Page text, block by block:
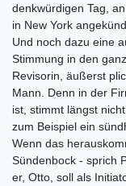
denkwürdigen Tag,
in New York
Und noch dazu eine
Stimmung in den
Revisorin, äußerst
Mann. Denn in der
ist, stimmt längst
zum Beispiel ein
Wenn das
Sündenbock - sprich
er, Otto, soll als